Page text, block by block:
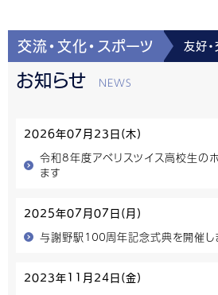
交流・文化・スポーツ 友好・
お知らせ
2026年07月23日(木)
令和8年度アベリスツイス高校生の
ます
2025年07月07日(月)
与謝野駅１００周年記念式典を開催し
2023年11月24日(金)